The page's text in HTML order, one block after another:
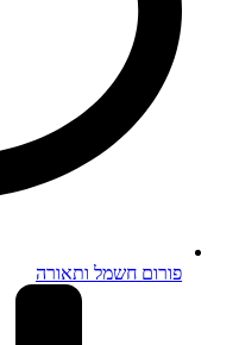
פורום חשמל ותאורה